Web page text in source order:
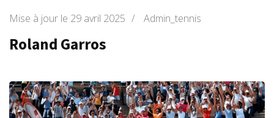
Mise à jour le 29 avril 2025 / Admin_tennis
Roland Garros